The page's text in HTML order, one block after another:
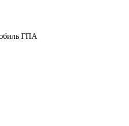
ГПА